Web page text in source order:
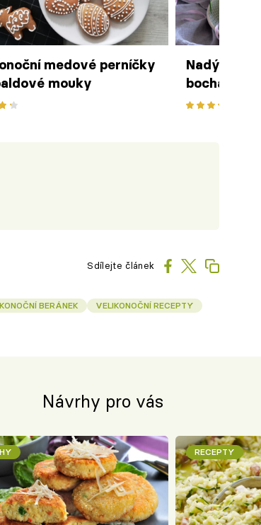
medové perníčky
mouky
Nadýchaný
bochánek s
Sdílejte článek
BERÁNEK
VELIKONOČNÍ RECEPTY
Návrhy pro vás
RECEPTY